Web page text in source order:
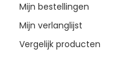
Mijn bestellingen
Mijn verlanglijst
Vergelijk producten